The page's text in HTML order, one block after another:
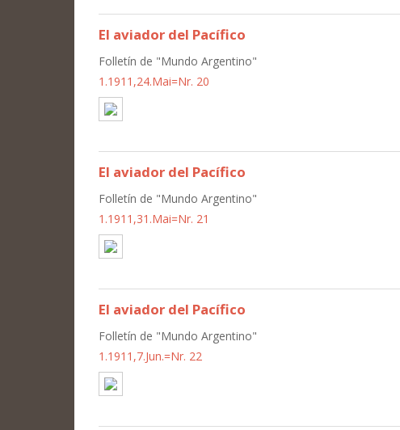
El aviador del Pacífico
Folletín de "Mundo Argentino"
1.1911,24.Mai=Nr. 20
El aviador del Pacífico
Folletín de "Mundo Argentino"
1.1911,31.Mai=Nr. 21
El aviador del Pacífico
Folletín de "Mundo Argentino"
1.1911,7.Jun.=Nr. 22